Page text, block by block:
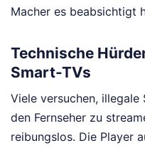
Macher es beabsichtigt
Technische
Smart-TVs
Viele versuchen,
den Fernseher zu
reibungslos. Die Player